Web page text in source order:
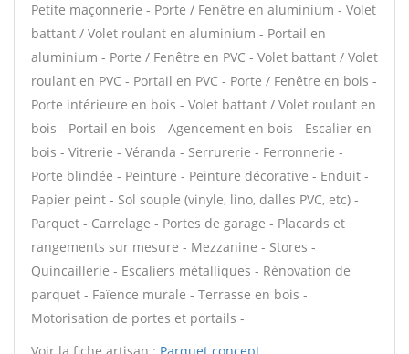
Petite maçonnerie - Porte / Fenêtre en aluminium - Volet
battant / Volet roulant en aluminium - Portail en
aluminium - Porte / Fenêtre en PVC - Volet battant / Volet
roulant en PVC - Portail en PVC - Porte / Fenêtre en bois -
Porte intérieure en bois - Volet battant / Volet roulant en
bois - Portail en bois - Agencement en bois - Escalier en
bois - Vitrerie - Véranda - Serrurerie - Ferronnerie -
Porte blindée - Peinture - Peinture décorative - Enduit -
Papier peint - Sol souple (vinyle, lino, dalles PVC, etc) -
Parquet - Carrelage - Portes de garage - Placards et
rangements sur mesure - Mezzanine - Stores -
Quincaillerie - Escaliers métalliques - Rénovation de
parquet - Faïence murale - Terrasse en bois -
Motorisation de portes et portails -